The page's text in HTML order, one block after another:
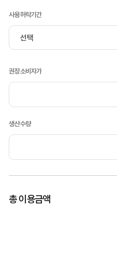
사용허락기간
권장소비자가
생산수량
총 이용금액